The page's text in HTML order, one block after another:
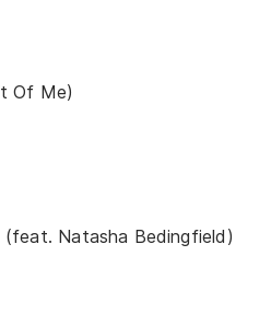
Of Me)
Natasha Bedingfield)